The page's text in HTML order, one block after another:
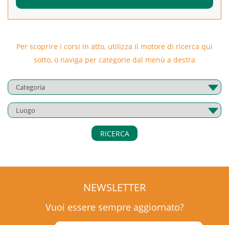
Per scoprire i corsi in atto, utilizza il motore di ricerca qui
sotto, o naviga per categorie dal menù a destra
RICERCA
NEWSLETTER
Vuoi essere sempre aggiornato?